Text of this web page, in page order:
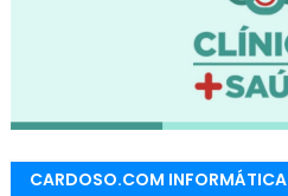
CARDOSO.COM INFORMÁTICA